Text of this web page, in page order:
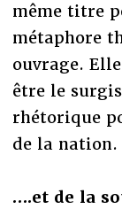
même titre
métaphore
ouvrage.
être le
rhétorique
de la nation.
….et de la